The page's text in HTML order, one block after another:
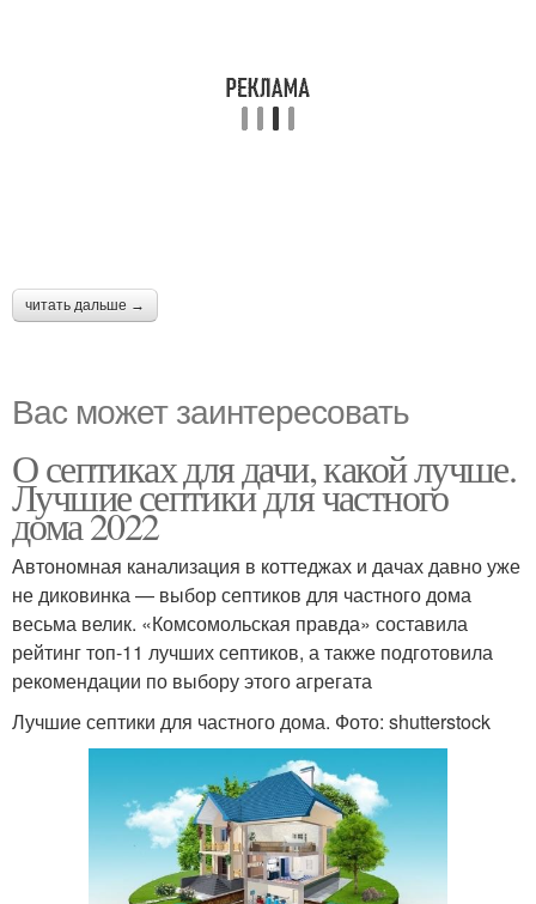
читать дальше →
Вас может заинтересовать
О септиках для дачи, какой лучше.
Лучшие септики для частного
дома 2022
Автономная канализация в коттеджах и дачах давно уже
не диковинка — выбор септиков для частного дома
весьма велик. «Комсомольская правда» составила
рейтинг топ-11 лучших септиков, а также подготовила
рекомендации по выбору этого агрегата
Лучшие септики для частного дома. Фото: shutterstock